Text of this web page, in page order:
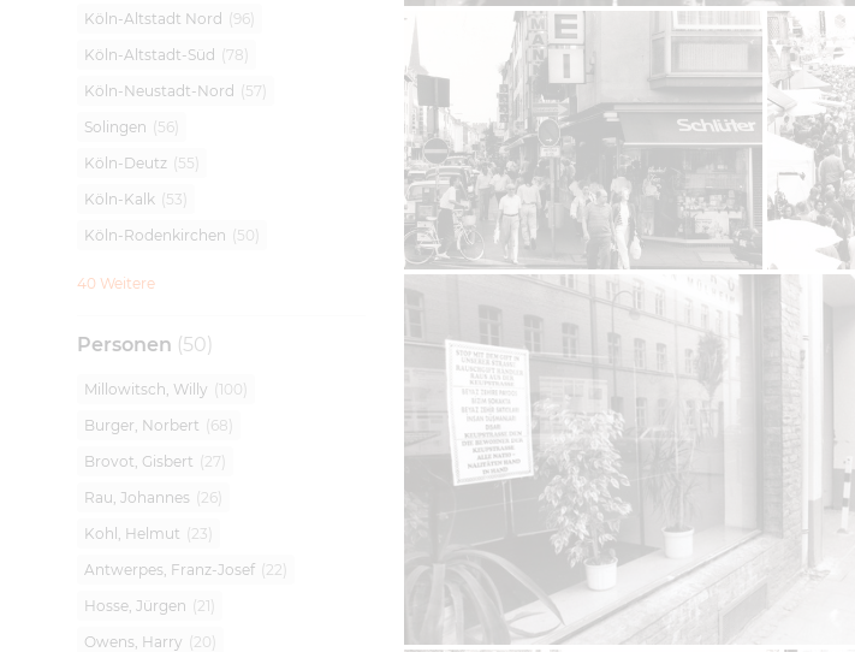
Köln-Altstadt Nord ( 96
Köln-Altstadt-Süd ( 78
Köln-Neustadt-Nord ( 57
Solingen ( 56
Köln-Deutz ( 55
Köln-Kalk ( 53
Köln-Rodenkirchen ( 50
40 Weitere
Personen (50)
Millowitsch, Willy (100
Burger, Norbert ( 68
Brovot, Gisbert ( 27
Rau, Johannes ( 26
Kohl, Helmut ( 23
Antwerpes, Franz-Josef ( 22
Hosse, Jürgen ( 21
Owens, Harry ( 20